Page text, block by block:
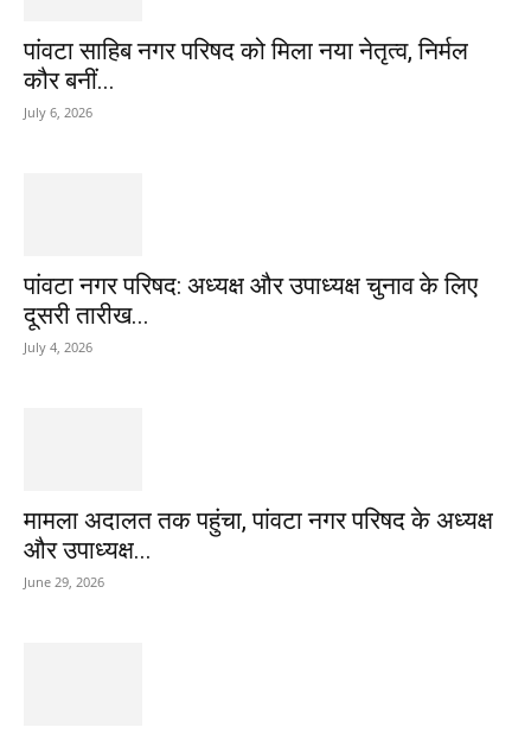
पांवटा साहिब नगर परिषद को मिला नया नेतृत्व, निर्मल
कौर बनीं...
July 6, 2026
पांवटा नगर परिषद: अध्यक्ष और उपाध्यक्ष चुनाव के लिए
दूसरी तारीख...
July 4, 2026
मामला अदालत तक पहुंचा, पांवटा नगर परिषद के अध्यक्ष
और उपाध्यक्ष...
June 29, 2026